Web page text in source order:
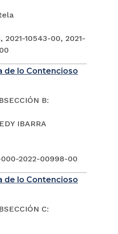
2021-10543-00, 2021-
de lo Contencioso
B:
IBARRA
000-2022-00998-00
de lo Contencioso
C: